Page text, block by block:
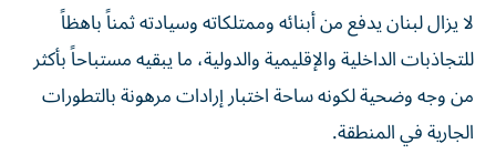
لا يزال لبنان يدفع من أبنائه وممتلكاته وسيادته ثمناً باهظاً
للتجاذبات الداخلية والإقليمية والدولية، ما يبقيه مستباحاً بأكثر
من وجه وضحية لكونه ساحة اختبار إرادات مرهونة بالتطورات
الجارية في المنطقة.